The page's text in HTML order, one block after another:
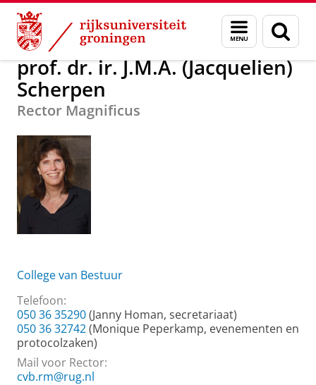
Skip
Content
Skip
Navigation
Menu
en
zoeken
prof. dr. ir. J.M.A. (Jacquelien) Scherpen
prof. dr. ir. J.M.A. (Jacquelien)
Scherpen
Rector Magnificus
College van Bestuur
Telefoon:
050 36 35290(Janny Homan, secretariaat)
050 36 32742(Monique Peperkamp, evenementen en
protocolzaken)
Mail voor Rector:
cvb.rm@rug.nl